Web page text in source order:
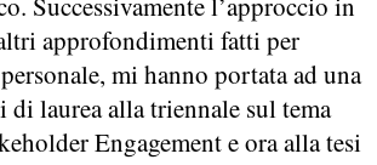
approfondimenti fatti per
mi hanno portata ad una
di laurea alla triennale sul tema
Engagement e ora alla tesi